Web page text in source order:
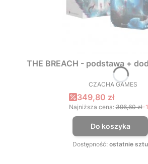
THE BREACH - podstawa +
PRODUCENT
CZACHA GAMES
Cena promocyjna
349,80 zł
Najniższa cena: 396,60 zł-
Do koszyka
Dostępność: ostatnie